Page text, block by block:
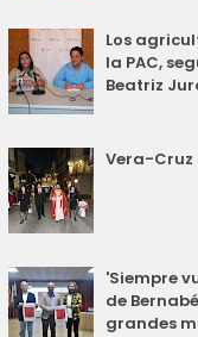
Los
la PAC,
Beatriz
Vera-Cruz
'Siempre
de
grandes